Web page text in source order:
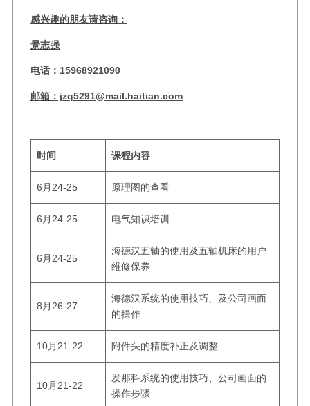
感兴趣的朋友请咨询：
景志强
电话：15968921090
邮箱：jzq5291@mail.haitian.com
时间 课程内容
6月24-25 原理图的查看
6月24-25 电气知识培训
6月24-25
海德汉五轴的使用及五轴机床的用户
维修保养
8月26-27
海德汉系统的使用技巧、及公司画面
的操作
10月21-22 附件头的精度补正及调整
10月21-22
发那科系统的使用技巧、公司画面的
操作步骤